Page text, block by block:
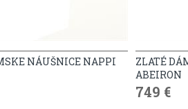
NÁUŠNICE NAPPI
ZLATÉ
ABEIRON
749 €